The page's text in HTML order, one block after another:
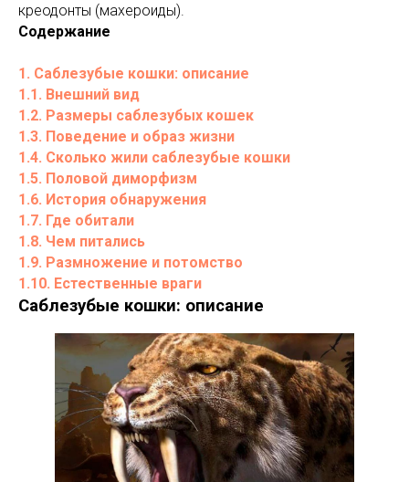
креодонты (махероиды).
Содержание
1. Саблезубые кошки: описание
1.1. Внешний вид
1.2. Размеры саблезубых кошек
1.3. Поведение и образ жизни
1.4. Сколько жили саблезубые кошки
1.5. Половой диморфизм
1.6. История обнаружения
1.7. Где обитали
1.8. Чем питались
1.9. Размножение и потомство
1.10. Естественные враги
Саблезубые кошки: описание